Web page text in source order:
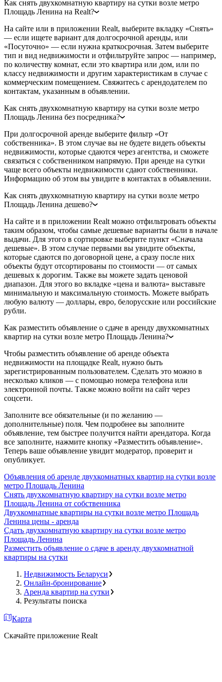
Как снять двухкомнатную квартиру на сутки возле метро
Площадь Ленина на Realt?
На сайте или в приложении Realt, выберите вкладку «Снять»
— если ищете вариант для долгосрочной аренды, или
«Посуточно» — если нужна краткосрочная. Затем выберите
тип и вид недвижимости и отфильтруйте запрос — например,
по количеству комнат, если это квартира или дом, или по
классу недвижимости и другим характеристикам в случае с
коммерческим помещением. Свяжитесь с арендодателем по
контактам, указанным в объявлении.
Как снять двухкомнатную квартиру на сутки возле метро
Площадь Ленина без посредника?
При долгосрочной аренде выберите фильтр «От
собственника». В этом случае вы не будете видеть объекты
недвижимости, которые сдаются через агентства, и сможете
связаться с собственником напрямую. При аренде на сутки
чаще всего объекты недвижимости сдают собственники.
Информацию об этом вы увидите в контактах в объявлении.
Как снять двухкомнатную квартиру на сутки возле метро
Площадь Ленина дешево?
На сайте и в приложении Realt можно отфильтровать объекты
таким образом, чтобы самые дешевые варианты были в начале
выдачи. Для этого в сортировке выберите пункт «Сначала
дешевые». В этом случае первыми вы увидите объекты,
которые сдаются по договорной цене, а сразу после них
объекты будут отсортированы по стоимости — от самых
дешевых к дорогим. Также вы можете задать ценовой
диапазон. Для этого во вкладке «цена и валюта» выставьте
минимальную и максимальную стоимость. Можете выбрать
любую валюту — доллары, евро, белорусские или российские
рубли.
Как разместить объявление о сдаче в аренду двухкомнатных
квартир на сутки возле метро Площадь Ленина?
Чтобы разместить объявление об аренде объекта
недвижимости на площадке Realt, нужно быть
зарегистрированным пользователем. Сделать это можно в
несколько кликов — с помощью номера телефона или
электронной почты. Также можно войти на сайт через
соцсети.
Заполните все обязательные (и по желанию —
дополнительные) поля. Чем подробнее вы заполните
объявление, тем быстрее получится найти арендатора. Когда
все заполните, нажмите кнопку «Разместить объявление».
Теперь ваше объявление увидит модератор, проверит и
опубликует.
Объявления об аренде двухкомнатных квартир на сутки возле
метро Площадь Ленина
Снять двухкомнатную квартиру на сутки возле метро
Площадь Ленина от собственника
Двухкомнатные квартиры на сутки возле метро Площадь
Ленина цены - аренда
Сдать двухкомнатную квартиру на сутки возле метро
Площадь Ленина
Разместить объявление о сдаче в аренду двухкомнатной
квартиры на сутки
Недвижимость Беларуси
Онлайн-бронирование
Аренда квартир на сутки
Результаты поиска
Карта
Скачайте приложение Realt